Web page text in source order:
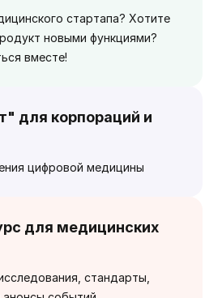
стартапа? Хотите
новыми функциями?
вместе!
для корпораций и
цифровой медицины
для медицинских
стандарты,